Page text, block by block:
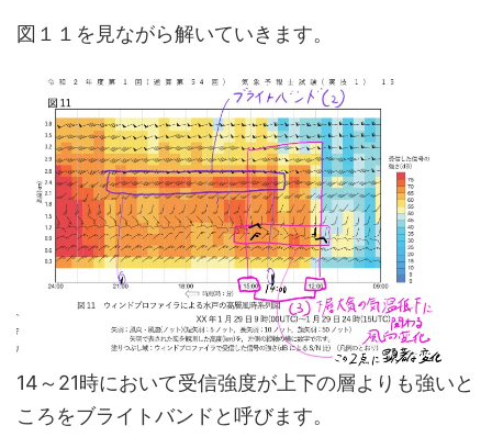
図１１を見ながら解いていきます。
14～21時において受信強度が上下の層よりも強いと
ころをブライトバンドと呼びます。